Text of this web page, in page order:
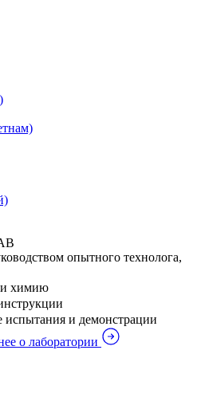
опытного технолога,
и химию
испытания и демонстрации
о лаборатории